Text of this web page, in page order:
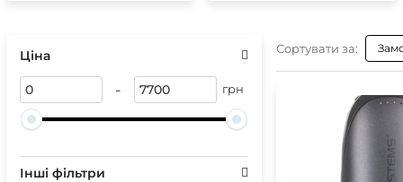
Ціна
- грн
Інші фільтри
Сортувати за: